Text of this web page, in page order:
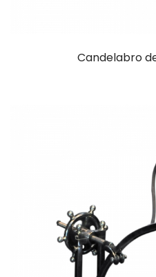
Candelabro